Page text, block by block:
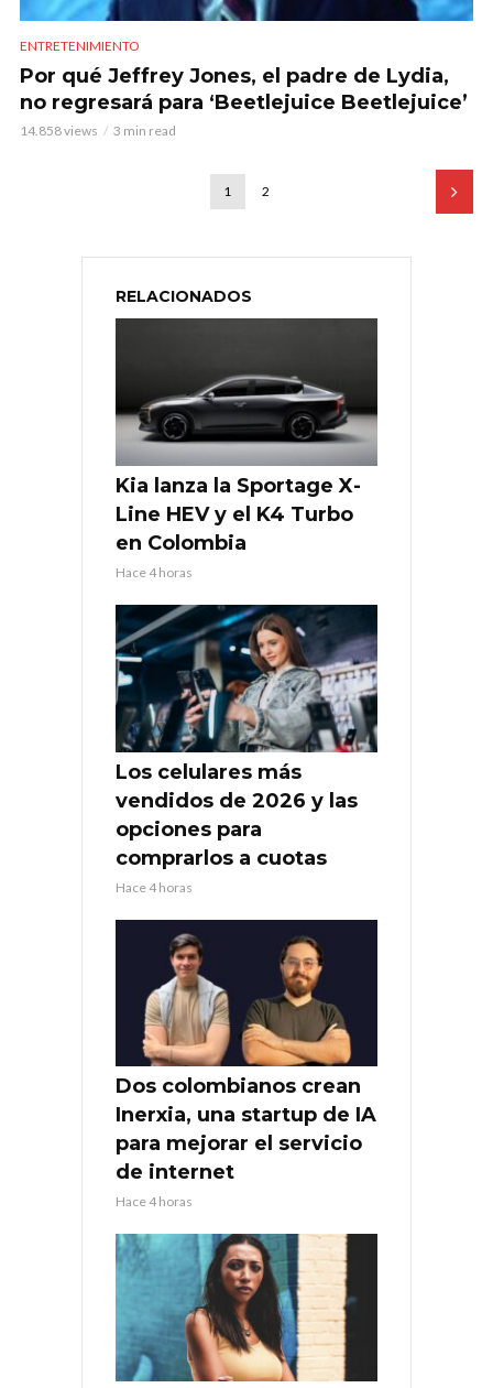
ENTRETENIMIENTO
Por qué Jeffrey Jones, el padre de Lydia,
no regresará para ‘Beetlejuice Beetlejuice’
14.858 views 3 min read
1 2
RELACIONADOS
Kia lanza la Sportage X-
Line HEV y el K4 Turbo
en Colombia
Hace 4 horas
Los celulares más
vendidos de 2026 y las
opciones para
comprarlos a cuotas
Hace 4 horas
Dos colombianos crean
Inerxia, una startup de IA
para mejorar el servicio
de internet
Hace 4 horas